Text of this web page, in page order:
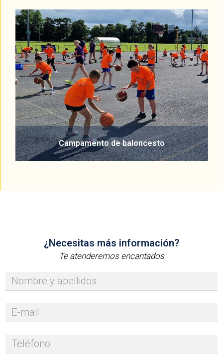
Campamento de baloncesto
¿Necesitas más información?
Te atenderemos encantados